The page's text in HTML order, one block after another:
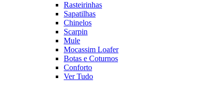
Rasteirinhas
Sapatilhas
Chinelos
Scarpin
Mule
Mocassim Loafer
Botas e Coturnos
Conforto
Ver Tudo